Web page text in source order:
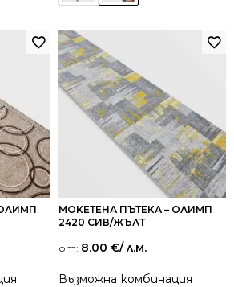
МОКЕТЕНА ПЪТЕКА – ОЛИМП
2420 СИВ/ЖЪЛТ
от: 8.00 €/ л.м.
Възможна комбинация